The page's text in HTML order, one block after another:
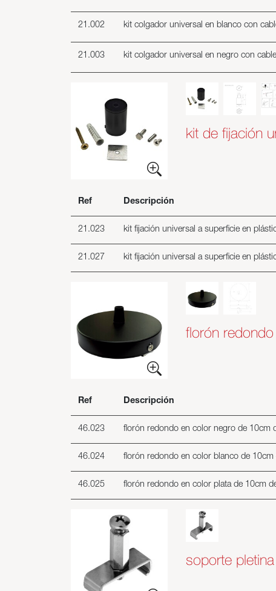
21.002 kit colgador universal en blanco con
21.003 kit colgador universal en negro con
kit de fijación
Ref Descripción
21.023 kit fijación universal a superficie en
21.027 kit fijación universal a superficie en
florón
Ref Descripción
46.023 florón redondo en color negro de 10cm
46.024 florón redondo en color blanco de
46.025 florón redondo en color plata de 10cm
soporte